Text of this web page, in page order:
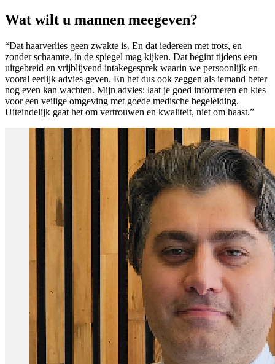
Wat wilt u mannen meegeven?
“Dat haarverlies geen zwakte is. En dat iedereen met trots, en
zonder schaamte, in de spiegel mag kijken. Dat begint tijdens een
uitgebreid en vrijblijvend intakegesprek waarin we persoonlijk en
vooral eerlijk advies geven. En het dus ook zeggen als iemand beter
nog even kan wachten. Mijn advies: laat je goed informeren en kies
voor een veilige omgeving met goede medische begeleiding.
Uiteindelijk gaat het om vertrouwen en kwaliteit, niet om haast.”